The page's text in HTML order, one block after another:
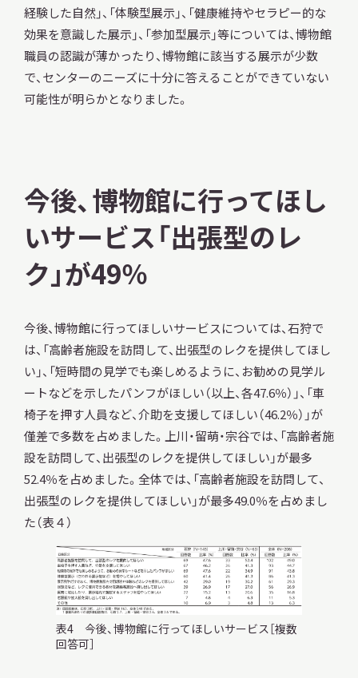
経験した自然」、「体験型展示」、「健康維持やセラピー的な
効果を意識した展示」、「参加型展示」等については、博物館
職員の認識が薄かったり、博物館に該当する展示が少数
で、センターのニーズに十分に答えることができていない
可能性が明らかとなりました。
今後、博物館に行ってほし
いサービス「出張型のレ
ク」が49％
今後、博物館に行ってほしいサービスについては、石狩で
は、「高齢者施設を訪問して、出張型のレクを提供してほし
い」、「短時間の見学でも楽しめるように、お勧めの見学ル
ートなどを示したパンフがほしい（以上、各47.6％）」、「車
椅子を押す人員など、介助を支援してほしい（46.2％）」が
僅差で多数を占めました。上川・留萌・宗谷では、「高齢者施
設を訪問して、出張型のレクを提供してほしい」が最多
52.4％を占めました。全体では、「高齢者施設を訪問して、
出張型のレクを提供してほしい」が最多49.0％を占めまし
た（表４）
表4 今後、博物館に行ってほしいサービス［複数
回答可］